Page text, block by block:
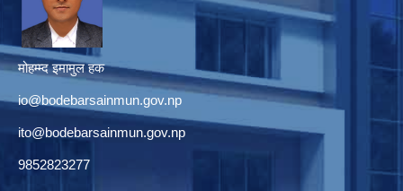
मोहम्म्द इमामुल हक
io@bodebarsainmun.gov.np
ito@bodebarsainmun.gov.np
9852823277